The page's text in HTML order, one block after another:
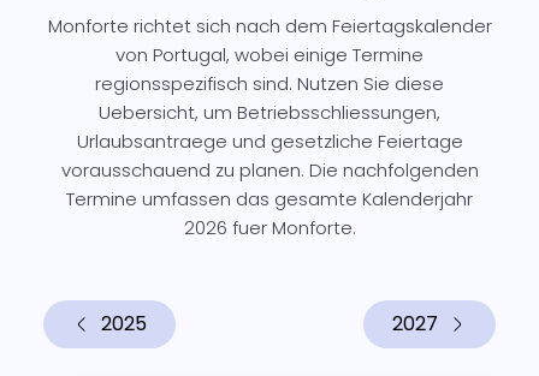
Monforte richtet sich nach dem Feiertagskalender
von Portugal, wobei einige Termine
regionsspezifisch sind. Nutzen Sie diese
Uebersicht, um Betriebsschliessungen,
Urlaubsantraege und gesetzliche Feiertage
vorausschauend zu planen. Die nachfolgenden
Termine umfassen das gesamte Kalenderjahr
2026 fuer Monforte.
2025 2027